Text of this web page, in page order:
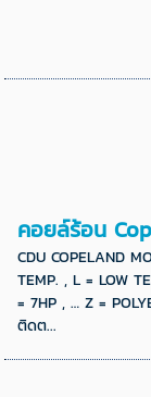
คอยล์ร้อน
CDU COPELAND
TEMP. , L = LOW
= 7HP , … Z =
ติดต...